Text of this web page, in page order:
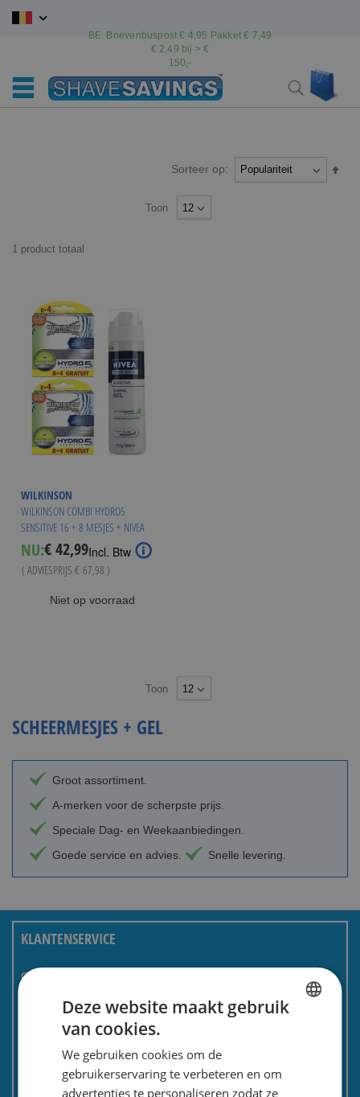
Ga
BE: Brievenbuspost € 4,95 Pakket € 7,49
€ 2,49 bij > €
150,-
Search
Toon
Sorteer op:
1 product totaal
WILKINSON
WILKINSON COMBI HYDRO5
SENSITIVE 16 + 8 MESJES + NIVEA
SENSITIVE SCHEERGEL 200ML
NU:Special
Price
€ 42,99Incl. Btw
( ADVIESPRIJS € 67,98 )
Niet op voorraad
Toon
SCHEERMESJES + GEL
Groot assortiment.
A-merken voor de scherpste prijs.
Speciale Dag- en Weekaanbiedingen.
Goede service en advies.
Snelle levering.
KLANTENSERVICE
Over ons
Bestellen en betalen
Bezorgen en retourneren
Tevredenheidsgarantie
Kadoservice
Deze website maakt gebruik
van cookies.
We gebruiken cookies om de
gebruikerservaring te verbeteren en om
advertenties te personaliseren zodat ze